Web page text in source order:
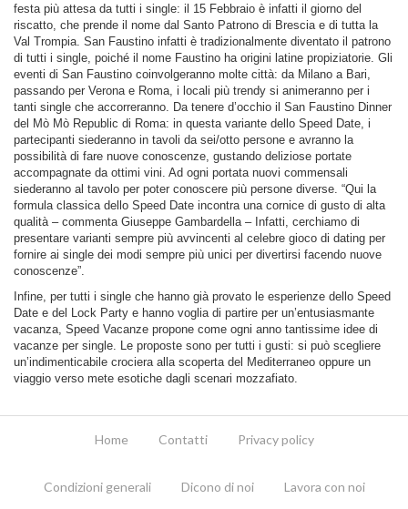
festa più attesa da tutti i single: il 15 Febbraio è infatti il giorno del
riscatto, che prende il nome dal Santo Patrono di Brescia e di tutta la
Val Trompia. San Faustino infatti è tradizionalmente diventato il patrono
di tutti i single, poiché il nome Faustino ha origini latine propiziatorie. Gli
eventi di San Faustino coinvolgeranno molte città: da Milano a Bari,
passando per Verona e Roma, i locali più trendy si animeranno per i
tanti single che accorreranno. Da tenere d’occhio il San Faustino Dinner
del Mò Mò Republic di Roma: in questa variante dello Speed Date, i
partecipanti siederanno in tavoli da sei/otto persone e avranno la
possibilità di fare nuove conoscenze, gustando deliziose portate
accompagnate da ottimi vini. Ad ogni portata nuovi commensali
siederanno al tavolo per poter conoscere più persone diverse. “Qui la
formula classica dello Speed Date incontra una cornice di gusto di alta
qualità – commenta Giuseppe Gambardella – Infatti, cerchiamo di
presentare varianti sempre più avvincenti al celebre gioco di dating per
fornire ai single dei modi sempre più unici per divertirsi facendo nuove
conoscenze”.
Infine, per tutti i single che hanno già provato le esperienze dello Speed
Date e del Lock Party e hanno voglia di partire per un’entusiasmante
vacanza, Speed Vacanze propone come ogni anno tantissime idee di
vacanze per single. Le proposte sono per tutti i gusti: si può scegliere
un’indimenticabile crociera alla scoperta del Mediterraneo oppure un
viaggio verso mete esotiche dagli scenari mozzafiato.
Home Contatti Privacy policy
Condizioni generali Dicono di noi Lavora con noi